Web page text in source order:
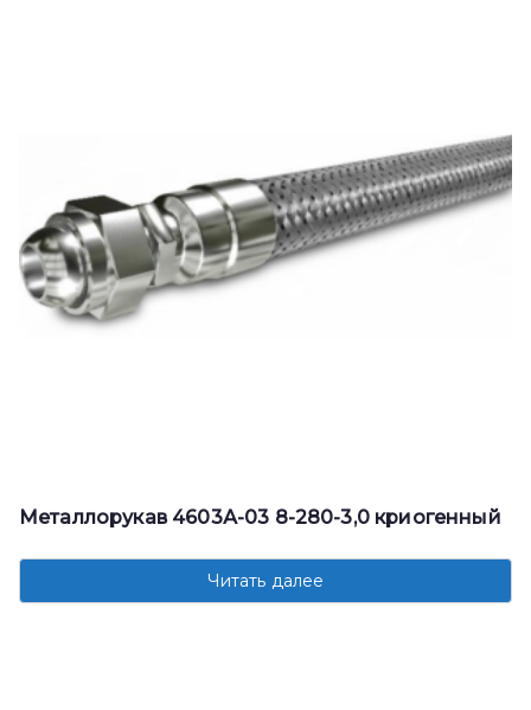
Металлорукав 4603А-03 8-280-3,0 криогенный
Читать далее